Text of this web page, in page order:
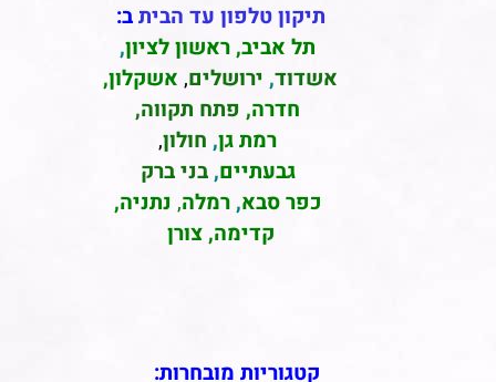
תיקון טלפון עד הביתב:
תל אביב, ראשון לציון,
אשדוד, ירושלים, אשקלון,
חדרה, פתח תקווה,
רמת גן, חולון,
גבעתיים,בני ברק
כפר סבא,רמלה, נתניה,
קדימה, צורן
קטגוריות מובחרות: